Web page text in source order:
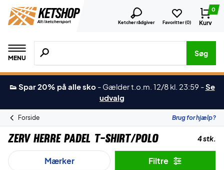
Ketcher rådgiver Favoritter (0)
0
Kurv
MENU
Søg efter produkter, mærker etc.
Søg
👟 Spar 20% på alle sko - Gælder t.o.m. 12/8 kl. 23:59 -Se
udvalg
Forside Brug for hjælp?
ZERV Herre Padel T-shirt/Polo 4 stk.
Mærker Filtre